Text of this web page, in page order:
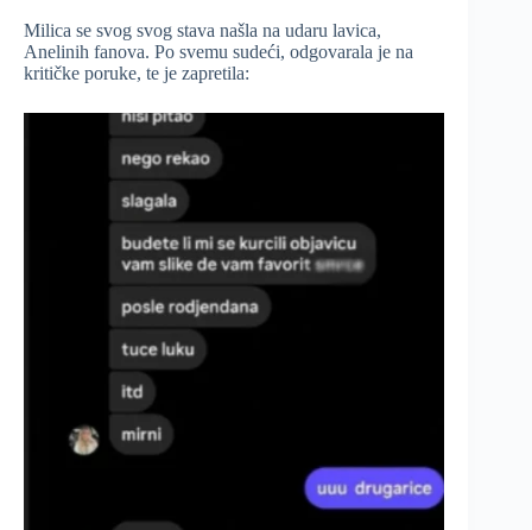
Milica se svog svog stava našla na udaru lavica,
Anelinih fanova. Po svemu sudeći, odgovarala je na
kritičke poruke, te je zapretila: